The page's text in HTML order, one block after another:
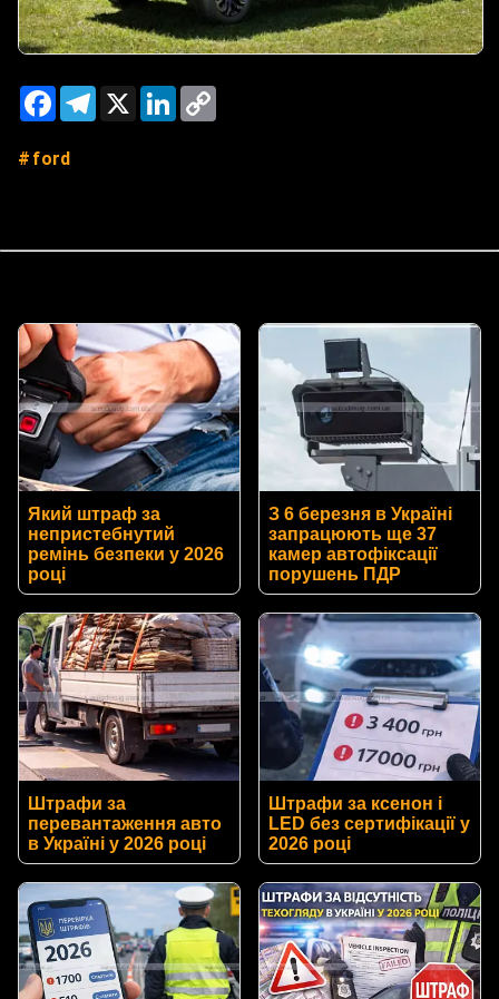
FacebookTelegram
X LinkedIn
ford
Який штраф за
непристебнутий
ремінь безпеки у 2026
році
З 6 березня в Україні
запрацюють ще 37
камер автофіксації
порушень ПДР
Штрафи за
перевантаження авто
в Україні у 2026 році
Штрафи за ксенон і
LED без сертифікації у
2026 році